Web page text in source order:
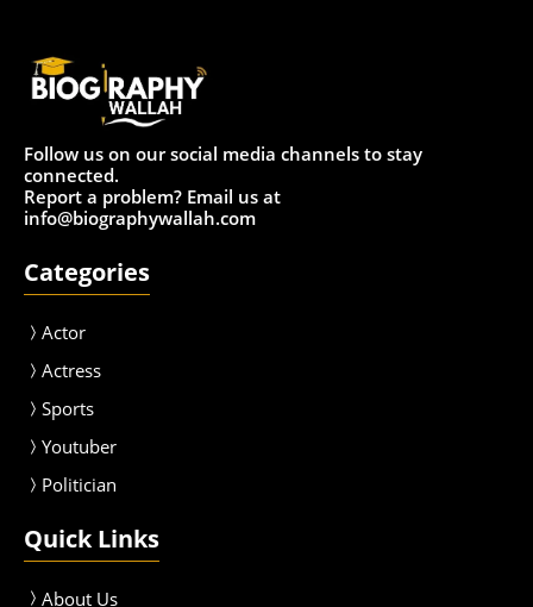
Follow us on our social media channels to stay
connected.
Report a problem? Email us at
info@biographywallah.com
Categories
Actor
Actress
Sports
Youtuber
Politician
Quick Links
About Us